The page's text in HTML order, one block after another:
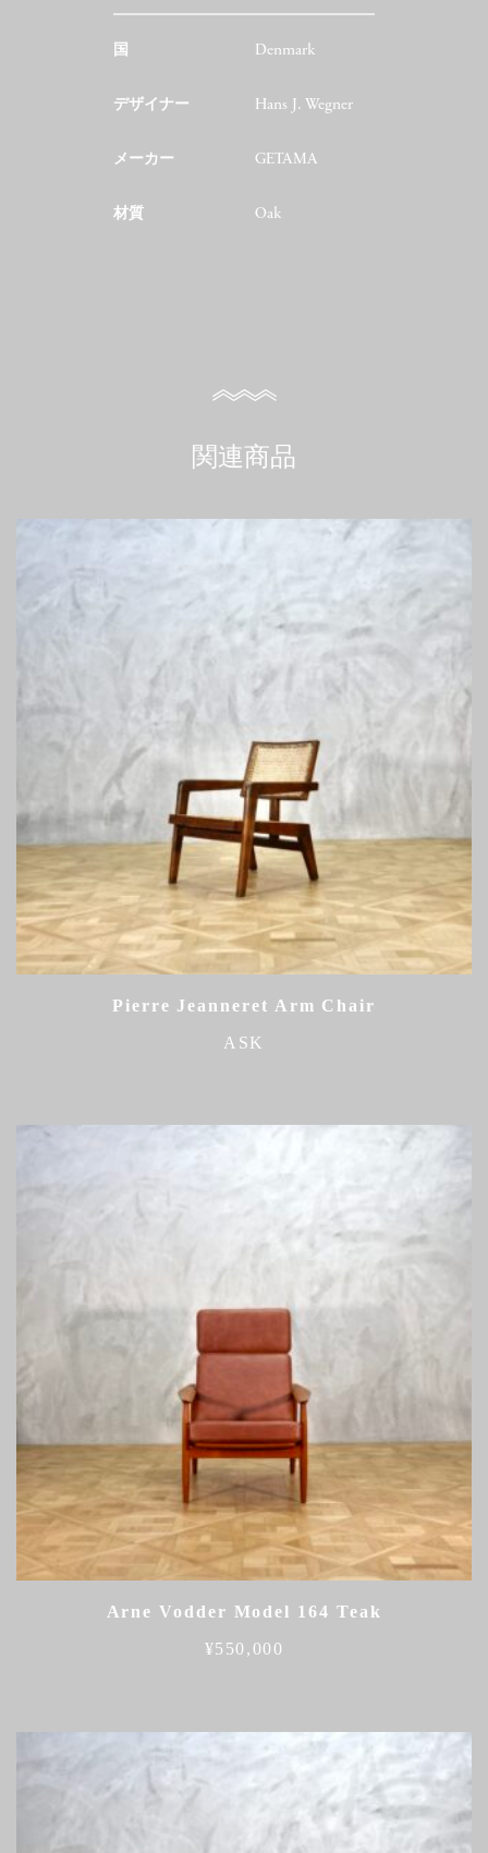
国 Denmark
デザイナー Hans J. Wegner
メーカー GETAMA
材質 Oak
関連商品
Pierre Jeanneret Arm Chair
ASK
Arne Vodder Model 164 Teak
¥550,000